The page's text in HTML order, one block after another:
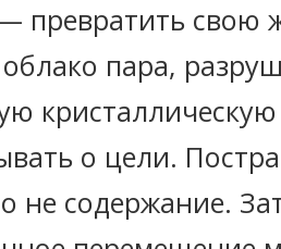
превратить свою
пара,
о цели.
не содержание.